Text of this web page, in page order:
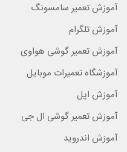
آموزش تعمیر سامسونگ
آموزش تلگرام
آموزش تعمیر گوشی هواوی
آموزشگاه تعمیرات موبایل
آموزش اپل
آموزش تعمیر گوشی ال جی
آموزش اندروید